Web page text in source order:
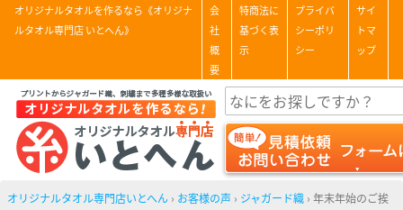
オリジナルタオルを作るなら《オリジナ
ルタオル専門店 いとへん》
会
社
概
要
特商法に
基づく表
示
プライバ
シーポリ
シー
サイ
トマ
ップ
オリジナルタオル専門店いとへん › お客様の声 › ジャガード織 › 年末年始のご挨